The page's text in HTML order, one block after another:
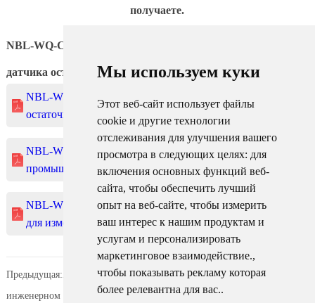
Мы используем куки
Этот веб-сайт использует файлы
cookie и другие технологии
отслеживания для улучшения вашего
просмотра в следующих целях: для
включения основных функций веб-
сайта, чтобы обеспечить лучший
опыт на веб-сайте, чтобы измерить
ваш интерес к нашим продуктам и
услугам и персонализировать
маркетинговое взаимодействие.,
чтобы показывать рекламу которая
более релевантна для вас..
получаете.
NBL-WQ-CL
датчика остаточного хлора Лист
NBL-WQ-CL Датчик качества воды Онлайн-датчик
остаточного хлора.pdf
NBL-WQ-CL-4A Онлайн-датчик остаточного хлора
промышленного класса.pdf
NBL-WQ-CL-4S Серия Онлайн-датчик качества воды
для измерения остаточного хлора.pdf
Предыдущая:Анализ ошибок эксплуатации онлайн-измерителя pH на
инженерном уровне: от принципа измерения до системной